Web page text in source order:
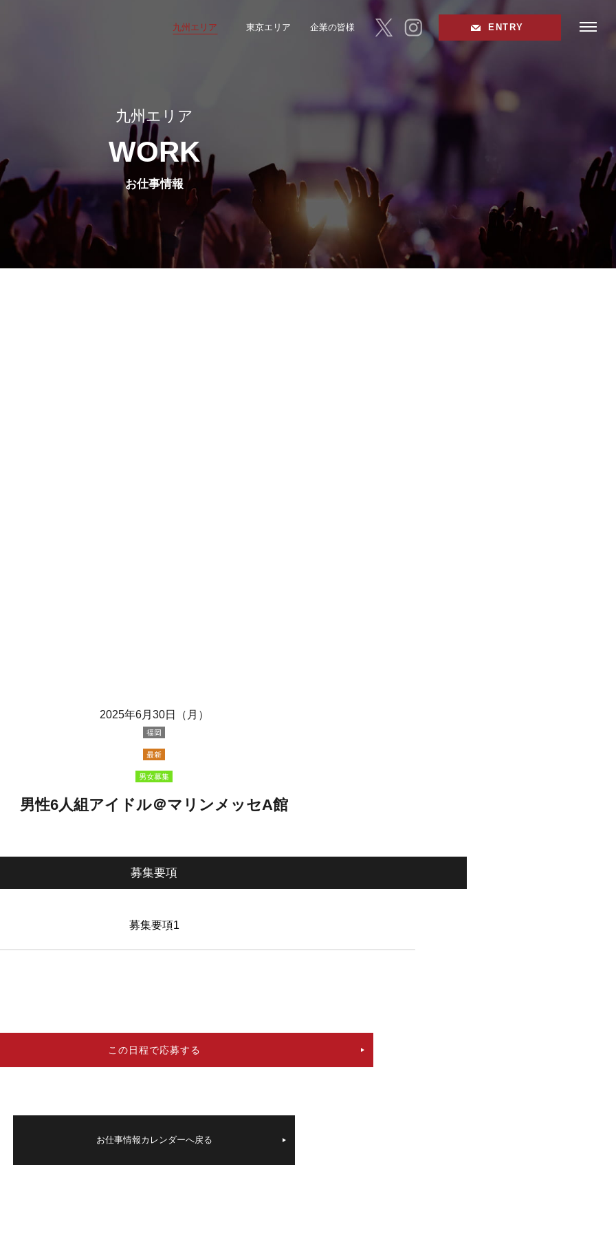
toggle
九州エリア 東京エリア 企業の皆様 ENTRY
九州エリア
WORK
お仕事情報
2025年6月30日（月）
福岡
最新
男女募集
男性6人組アイドル＠マリンメッセA館
募集要項
募集要項
この日程で応募する
お仕事情報カレンダーへ戻る